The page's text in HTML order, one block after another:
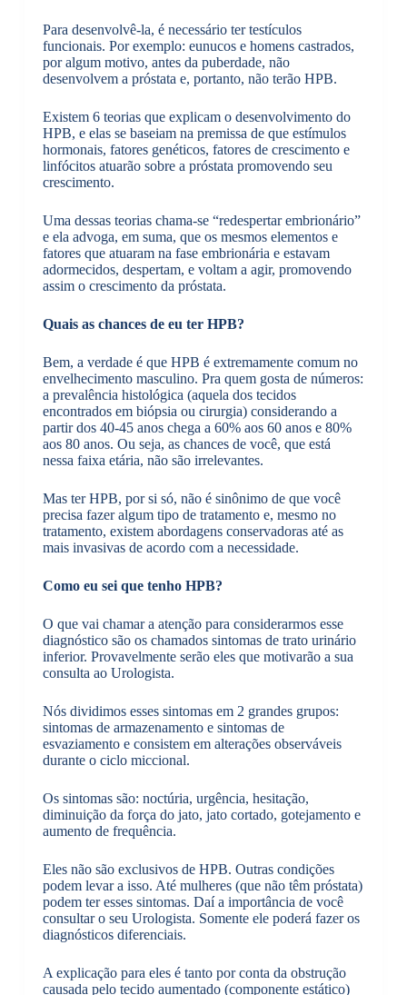
Para desenvolvê-la, é necessário ter testículos
funcionais. Por exemplo: eunucos e homens castrados,
por algum motivo, antes da puberdade, não
desenvolvem a próstata e, portanto, não terão HPB.
Existem 6 teorias que explicam o desenvolvimento do
HPB, e elas se baseiam na premissa de que estímulos
hormonais, fatores genéticos, fatores de crescimento e
linfócitos atuarão sobre a próstata promovendo seu
crescimento.
Uma dessas teorias chama-se “redespertar embrionário”
e ela advoga, em suma, que os mesmos elementos e
fatores que atuaram na fase embrionária e estavam
adormecidos, despertam, e voltam a agir, promovendo
assim o crescimento da próstata.
Quais as chances de eu ter HPB?
Bem, a verdade é que HPB é extremamente comum no
envelhecimento masculino. Pra quem gosta de números:
a prevalência histológica (aquela dos tecidos
encontrados em biópsia ou cirurgia) considerando a
partir dos 40-45 anos chega a 60% aos 60 anos e 80%
aos 80 anos. Ou seja, as chances de você, que está
nessa faixa etária, não são irrelevantes.
Mas ter HPB, por si só, não é sinônimo de que você
precisa fazer algum tipo de tratamento e, mesmo no
tratamento, existem abordagens conservadoras até as
mais invasivas de acordo com a necessidade.
Como eu sei que tenho HPB?
O que vai chamar a atenção para considerarmos esse
diagnóstico são os chamados sintomas de trato urinário
inferior. Provavelmente serão eles que motivarão a sua
consulta ao Urologista.
Nós dividimos esses sintomas em 2 grandes grupos:
sintomas de armazenamento e sintomas de
esvaziamento e consistem em alterações observáveis
durante o ciclo miccional.
Os sintomas são: noctúria, urgência, hesitação,
diminuição da força do jato, jato cortado, gotejamento e
aumento de frequência.
Eles não são exclusivos de HPB. Outras condições
podem levar a isso. Até mulheres (que não têm próstata)
podem ter esses sintomas. Daí a importância de você
consultar o seu Urologista. Somente ele poderá fazer os
diagnósticos diferenciais.
A explicação para eles é tanto por conta da obstrução
causada pelo tecido aumentado (componente estático)